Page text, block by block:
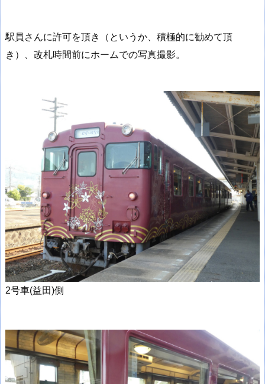
駅員さんに許可を頂き（というか、積極的に勧めて頂
き）、改札時間前にホームでの写真撮影。
2号車(益田)側